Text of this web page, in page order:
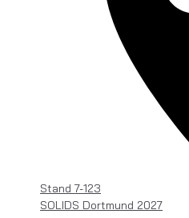
Stand 7-123
SOLIDS Dortmund 2027